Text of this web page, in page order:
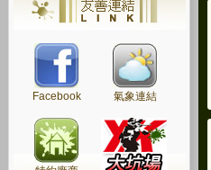
Facebook 氣象連結